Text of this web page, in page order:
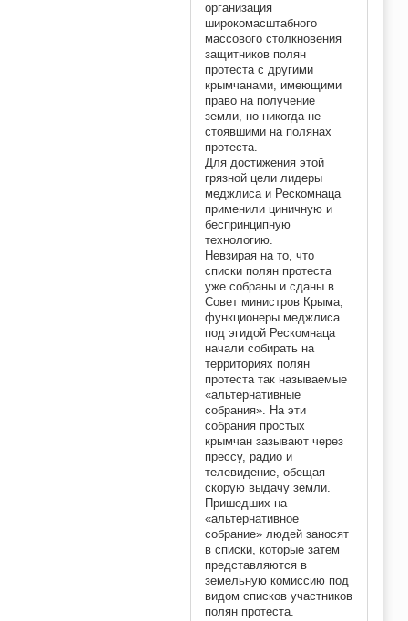
организация
широкомасштабного
массового столкновения
защитников полян
протеста с другими
крымчанами, имеющими
право на получение
земли, но никогда не
стоявшими на полянах
протеста.
Для достижения этой
грязной цели лидеры
меджлиса и Рескомнаца
применили циничную и
беспринципную
технологию.
Невзирая на то, что
списки полян протеста
уже собраны и сданы в
Совет министров Крыма,
функционеры меджлиса
под эгидой Рескомнаца
начали собирать на
территориях полян
протеста так называемые
«альтернативные
собрания». На эти
собрания простых
крымчан зазывают через
прессу, радио и
телевидение, обещая
скорую выдачу земли.
Пришедших на
«альтернативное
собрание» людей заносят
в списки, которые затем
представляются в
земельную комиссию под
видом списков участников
полян протеста.